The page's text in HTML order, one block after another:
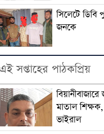
সিলেটে
জনকে
এই সপ্তাহের পাঠকপ্রিয়
মাতাল
ভাইরাল